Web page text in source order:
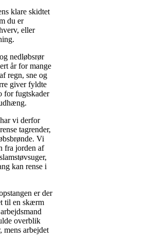
klare skidtet
du er
eller
nedløbsrør
år for mange
regn, sne og
giver fyldte
for fugtskader
vi derfor
tagrender,
Vi
fra jorden af
kan rense i
er der
til en skærm
overblik
mens arbejdet